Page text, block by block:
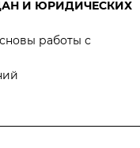
И ЮРИДИЧЕСКИХ
работы с